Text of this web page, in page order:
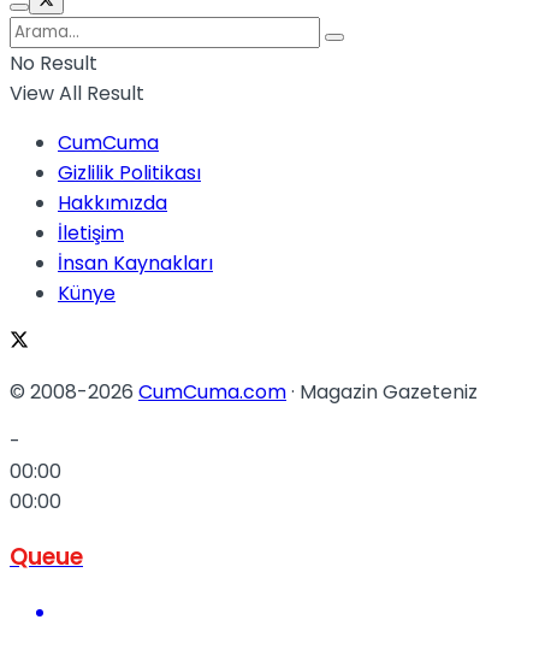
No Result
View All Result
CumCuma
Gizlilik Politikası
Hakkımızda
İletişim
İnsan Kaynakları
Künye
© 2008-2026 CumCuma.com· Magazin Gazeteniz
-
00:00
00:00
Queue